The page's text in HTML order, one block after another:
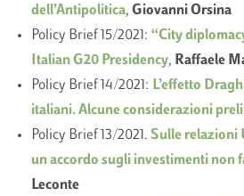
dell’Antipolitica, Giovanni Orsina
Policy Brief 15/2021: “City
Italian G20 Presidency, Raffaele
Policy Brief 14/2021: L’effetto
italiani. Alcune considerazioni
Policy Brief 13/2021. Sulle relazioni
un accordo sugli investimenti non
Leconte